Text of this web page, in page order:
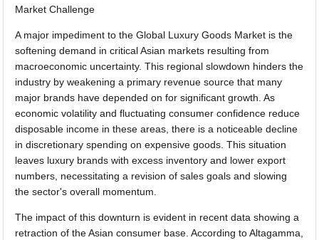
Market Challenge
A major impediment to the Global Luxury Goods Market is the
softening demand in critical Asian markets resulting from
macroeconomic uncertainty. This regional slowdown hinders the
industry by weakening a primary revenue source that many
major brands have depended on for significant growth. As
economic volatility and fluctuating consumer confidence reduce
disposable income in these areas, there is a noticeable decline
in discretionary spending on expensive goods. This situation
leaves luxury brands with excess inventory and lower export
numbers, necessitating a revision of sales goals and slowing
the sector's overall momentum.
The impact of this downturn is evident in recent data showing a
retraction of the Asian consumer base. According to Altagamma,